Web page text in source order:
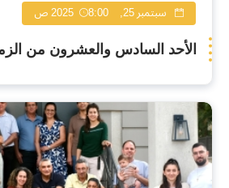
سبتمبر 25, 2025 8:00 ص
الأحد السادس والعشرون من